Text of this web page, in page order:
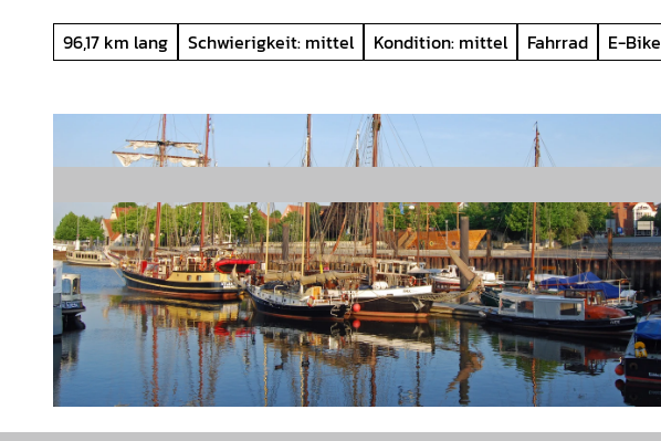
96,17 km lang Schwierigkeit: mittel Kondition: mittel Fahrrad E-Bike